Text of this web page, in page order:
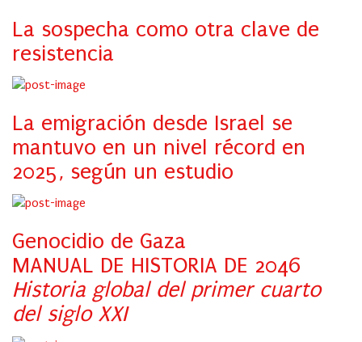
La sospecha como otra clave de
resistencia
La emigración desde Israel se
mantuvo en un nivel récord en
2025, según un estudio
Genocidio de Gaza
MANUAL DE HISTORIA DE 2046
Historia global del primer cuarto
del siglo XXI